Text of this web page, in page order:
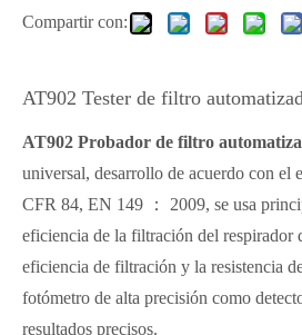
Compartir con:
AT902 Tester de filtro
AT902 Probador de filtro
universal, desarrollo de acuerdo con el
CFR 84, EN 149 ： 2009, se usa
eficiencia de la filtración del respirador
eficiencia de filtración y la resistencia
fotómetro de alta precisión como
resultados precisos.